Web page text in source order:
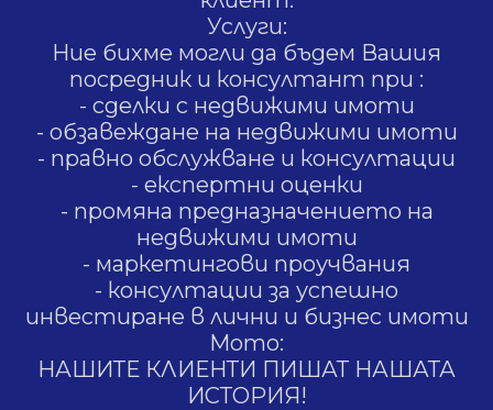
Услуги:
Ние бихме могли да бъдем Вашия
посредник и консултант при :
- сделки с недвижими имоти
- обзавеждане на недвижими имоти
- правно обслужване и консултации
- експертни оценки
- промяна предназначението на
недвижими имоти
- маркетингови проучвания
- консултации за успешно
инвестиране в лични и бизнес имоти
Мото:
НАШИТЕ КЛИЕНТИ ПИШАТ НАШАТА
ИСТОРИЯ!